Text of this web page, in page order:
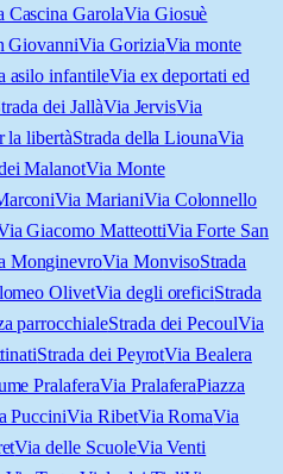
Cascina GarolaVia Giosuè
GiovanniVia GoriziaVia monte
asilo infantileVia ex deportati ed
dei JallàVia JervisVia
la libertàStrada della LiounaVia
MalanotVia Monte
Via MarianiVia Colonnello
Giacomo MatteottiVia Forte San
MonginevroVia MonvisoStrada
OlivetVia degli oreficiStrada
parrocchialeStrada dei PecoulVia
Strada dei PeyrotVia Bealera
PralaferaVia PralaferaPiazza
PucciniVia RibetVia RomaVia
Via delle ScuoleVia Venti